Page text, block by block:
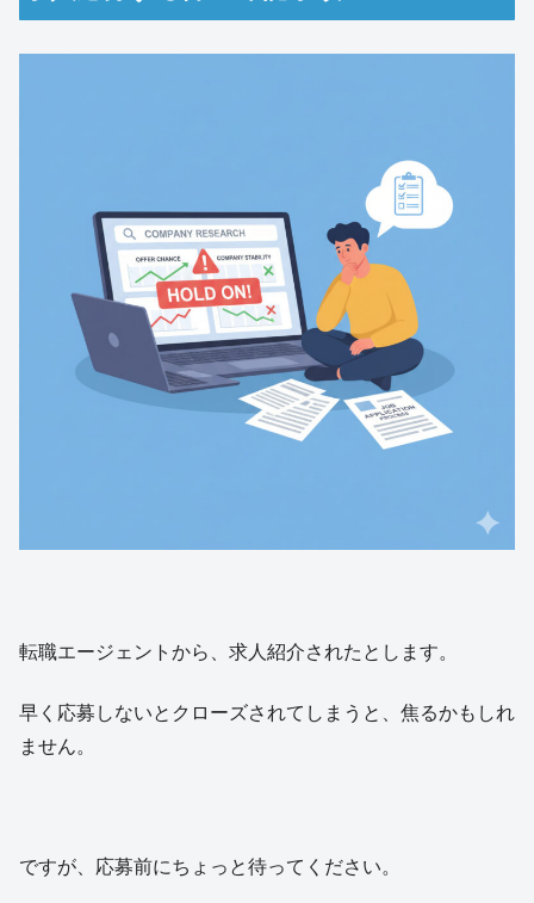
転職エージェントから、求人紹介されたとします。
早く応募しないとクローズされてしまうと、焦るかもしれ
ません。
ですが、応募前にちょっと待ってください。